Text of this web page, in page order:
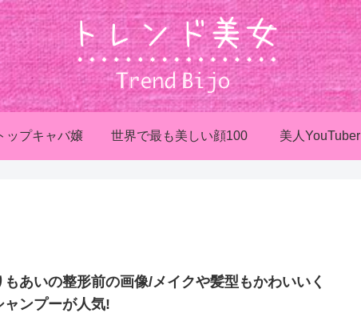
ップキャバ嬢 世界で最も美しい顔100 美人YouTuber
もあいの整形前の画像/メイクや髪型もかわいいく
ャンプーが人気!